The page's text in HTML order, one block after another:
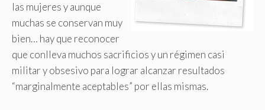
las mujeres y aunque
muchas se conservan muy
bien… hay que reconocer
que conlleva muchos sacrificios y un régimen casi
militar y obsesivo para lograr alcanzar resultados
“marginalmente aceptables” por ellas mismas.